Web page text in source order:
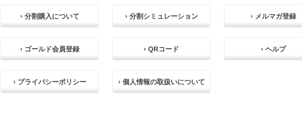
› 分割購入について › 分割シミュレーション › メルマガ登録
› ゴールド会員登録 › QRコード › ヘルプ
› プライバシーポリシー › 個人情報の取扱いについて